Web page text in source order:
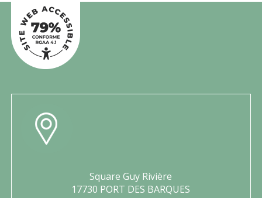
Square Guy Rivière
17730 PORT DES BARQUES